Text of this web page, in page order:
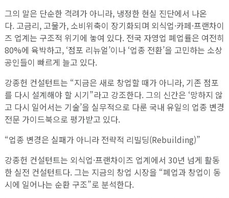
그의 말은 단순한 격려가 아니라, 냉정한 현실 진단에서 나온
다. 고금리, 고물가, 소비위축이 장기화되며 외식업·카페·프랜차이
즈 업계는 구조적 위기에 놓여 있다. 전국 자영업 폐업률은 여전히
80%에 육박하고, ‘점포 리뉴얼’이나 ‘업종 전환’을 고민하는 소상
공인들이 빠르게 늘고 있다.
강종헌 컨설턴트는 “지금은 새로 창업할 때가 아니라, 기존 점포
를 다시 설계해야 할 시기”라고 강조한다. 그의 신간은 ‘망하지 않
고 다시 일어서는 기술’을 실무적으로 다룬 국내 유일의 업종 변경
전문 가이드북으로 평가받고 있다.
“업종 변경은 실패가 아니라 전략적 리빌딩(Rebuilding)”
강종헌 컨설턴트는 외식업·프랜차이즈 업계에서 30년 넘게 활동
한 실전 컨설턴트다. 그는 지금의 창업 시장을 “폐업과 창업이 동
시에 일어나는 순환 구조”로 분석한다.